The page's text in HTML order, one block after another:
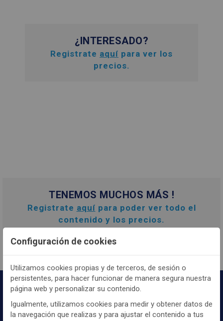
¿INTERESADO?
Registrate aquí para ver los
precios.
TENEMOS MUCHOS MÁS !
Registrate aquí para poder ver todo el
contenido y los precios.
Configuración de cookies
Utilizamos cookies propias y de terceros, de sesión o
persistentes, para hacer funcionar de manera segura nuestra
página web y personalizar su contenido.
Igualmente, utilizamos cookies para medir y obtener datos de
la navegación que realizas y para ajustar el contenido a tus